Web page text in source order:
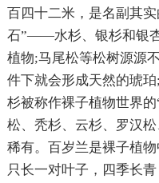
百四十二米，是名副其
石”——水杉、银杉和银
植物;马尾松等松树源源
件下就会形成天然的琥
杉被称作裸子植物世界
松、秃杉、云杉、罗汉
稀有。百岁兰是裸子植
只长一对叶子，四季长